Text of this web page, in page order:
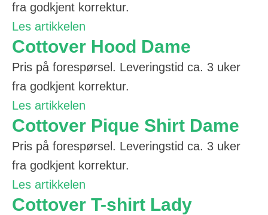
fra godkjent korrektur.
Les artikkelen
Cottover Hood Dame
Pris på forespørsel. Leveringstid ca. 3 uker
fra godkjent korrektur.
Les artikkelen
Cottover Pique Shirt Dame
Pris på forespørsel. Leveringstid ca. 3 uker
fra godkjent korrektur.
Les artikkelen
Cottover T-shirt Lady